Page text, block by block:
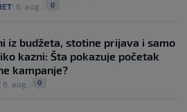
6. aug. 0
iz budžeta, stotine prijava i samo
kazni: Šta pokazuje početak
kampanje?
6. aug. 0